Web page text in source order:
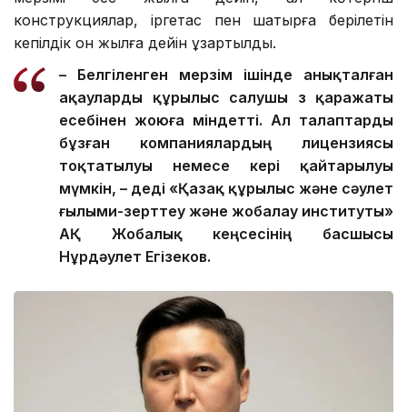
конструкциялар, іргетас пен шатырға берілетін
кепілдік он жылға дейін ұзартылды.
– Белгіленген мерзім ішінде анықталған
ақауларды құрылыс салушы өз қаражаты
есебінен жоюға міндетті. Ал талаптарды
бұзған компаниялардың лицензиясы
тоқтатылуы немесе кері қайтарылуы
мүмкін, – деді «Қазақ құрылыс және сәулет
ғылыми-зерттеу және жобалау институты»
АҚ Жобалық кеңсесінің басшысы
Нұрдәулет Егізеков.